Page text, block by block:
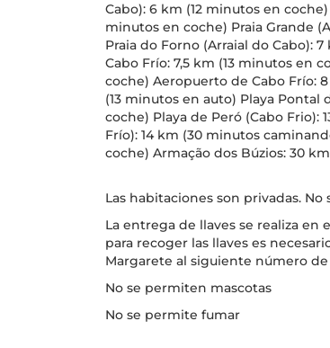
Cabo): 6 km (12 minutos en
minutos en coche) Praia Grande
Praia do Forno (Arraial do Cabo):
Cabo Frío: 7,5 km (13 minutos en
coche) Aeropuerto de Cabo Frío:
(13 minutos en auto) Playa Pontal
coche) Playa de Peró (Cabo Frio):
Frío): 14 km (30 minutos
coche) Armação dos Búzios: 30
Las habitaciones son privadas.
La entrega de llaves se realiza
para recoger las llaves es
Margarete al siguiente número de
No se permiten mascotas
No se permite fumar